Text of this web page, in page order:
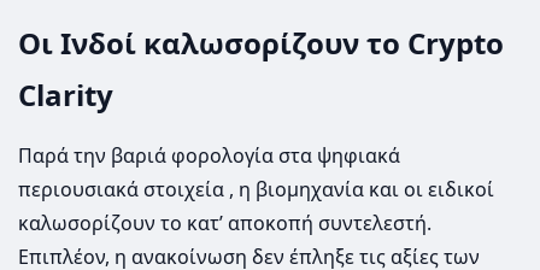
Οι Ινδοί καλωσορίζουν το Crypto
Clarity
Παρά την βαριά φορολογία στα ψηφιακά
περιουσιακά στοιχεία , η βιομηχανία και οι ειδικοί
καλωσορίζουν το κατ’ αποκοπή συντελεστή.
Επιπλέον, η ανακοίνωση δεν έπληξε τις αξίες των